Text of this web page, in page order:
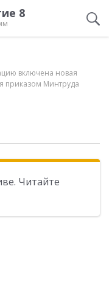
8
включена новая
приказом Минтруда
Читайте